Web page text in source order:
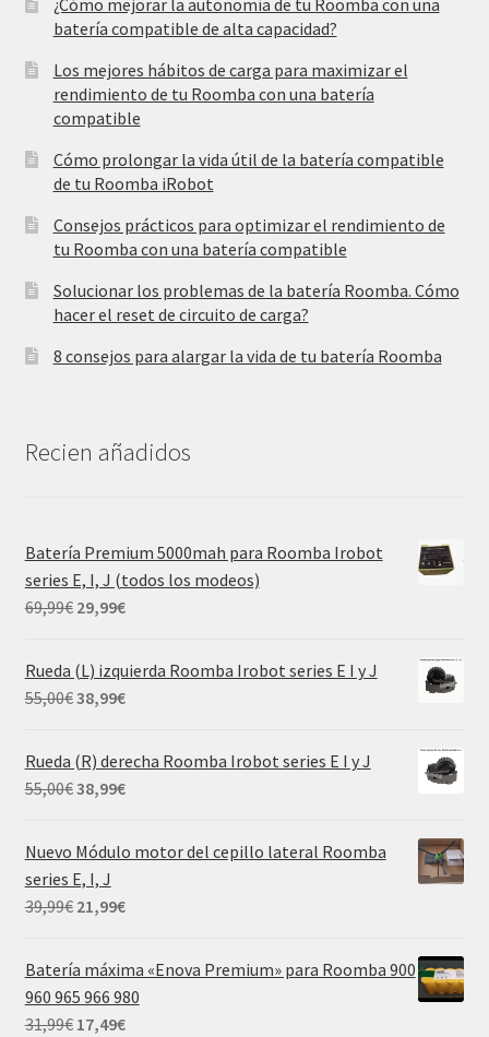
batería compatible de alta capacidad?
Los mejores hábitos de carga para maximizar el
rendimiento de tu Roomba con una batería
compatible
Cómo prolongar la vida útil de la batería compatible
de tu Roomba iRobot
Consejos prácticos para optimizar el rendimiento de
tu Roomba con una batería compatible
Solucionar los problemas de la batería Roomba. Cómo
hacer el reset de circuito de carga?
8 consejos para alargar la vida de tu batería Roomba
Recien añadidos
Batería Premium 5000mah para Roomba Irobot
series E, I, J (todos los modeos)
69,99€ El
original
era:
29,99€El
actual
es:
Rueda (L) izquierda Roomba Irobot series E I y J
55,00€El
original
era:
38,99€El
actual
es:
Rueda (R) derecha Roomba Irobot series E I y J
55,00€El
original
era:
55,00€.
38,99€El
actual
38,99€.
Nuevo Módulo motor del cepillo lateral Roomba
series E, I, J
39,99€ El
original
era:
39,99€.
21,99€El
actual
es:
21,99€.
Batería máxima «Enova Premium» para Roomba 900
960 965 966 980
31,99€ El
17,49€El